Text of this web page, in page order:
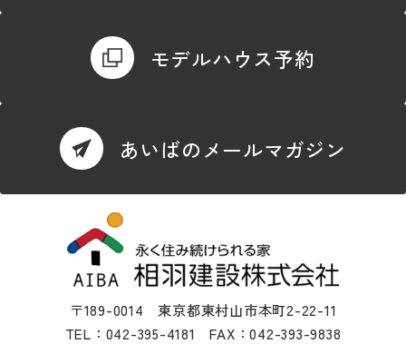
モデルハウス予約
あいばのメールマガジン
〒189-0014 東京都東村山市本町2-22-11
TEL：042-395-4181 FAX：042-393-9838